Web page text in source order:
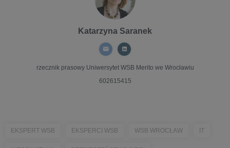
Katarzyna Saranek
rzecznik prasowyUniwersytet WSB Merito we Wrocławiu
602615415
EKSPERT WSB EKSPERCI WSB WSB WROCŁAW IT